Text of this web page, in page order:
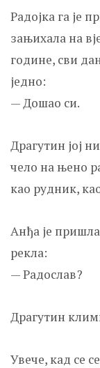
Радојка га је
зањихала на
године, сви
једно:
— Дошао си.
Драгутин јој
чело на њено
као рудник,
Анђа је
рекла:
— Радослав?
Драгутин
Увече, кад се